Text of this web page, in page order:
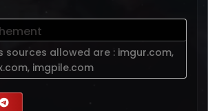
sources allowed are : imgur.com,
, imgpile.com